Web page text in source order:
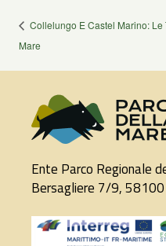
Collelungo E Castel Marino: Le
Mare
Ente Parco Regionale
Bersagliere 7/9,